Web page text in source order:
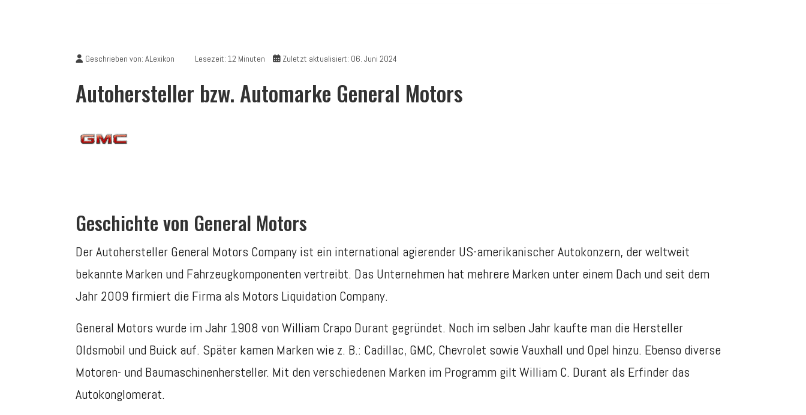
Geschrieben von: ALexikon Lesezeit: 12 Minuten Zuletzt aktualisiert: 06. Juni 2024
Autohersteller bzw. Automarke General Motors
Geschichte von General Motors
Der Autohersteller General Motors Company ist ein international agierender US-amerikanischer Autokonzern, der weltweit
bekannte Marken und Fahrzeugkomponenten vertreibt. Das Unternehmen hat mehrere Marken unter einem Dach und seit dem
Jahr 2009 firmiert die Firma als Motors Liquidation Company.
General Motors wurde im Jahr 1908 von William Crapo Durant gegründet. Noch im selben Jahr kaufte man die Hersteller
Oldsmobil und Buick auf. Später kamen Marken wie z. B.: Cadillac, GMC, Chevrolet sowie Vauxhall und Opel hinzu. Ebenso diverse
Motoren- und Baumaschinenhersteller. Mit den verschiedenen Marken im Programm gilt William C. Durant als Erfinder das
Autokonglomerat.